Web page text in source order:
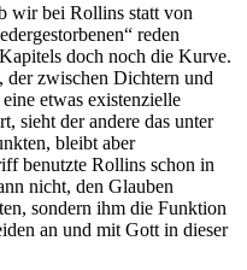
wir bei Rollins statt von
reden
doch noch die Kurve.
zwischen Dichtern und
etwas existenzielle
sieht der andere das unter
bleibt aber
benutzte Rollins schon in
nicht, den Glauben
sondern ihm die Funktion
an und mit Gott in dieser